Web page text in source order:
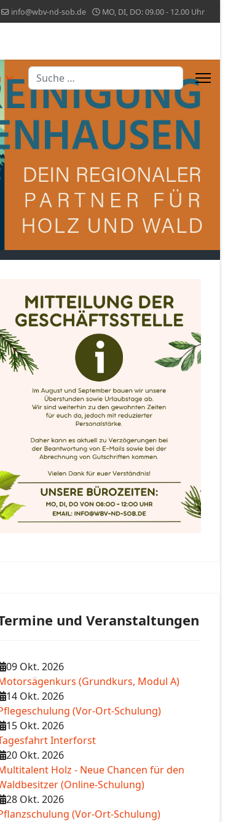
info@wbv-nd-sob.de MO, DI, DO: 09.00 - 12.00 Uhr
Suchen
und Veranstaltungen
09 Okt. 2026
(Grundkurs, Modul A)
14 Okt. 2026
(Vor-Ort-Schulung)
15 Okt. 2026
Interforst
20 Okt. 2026
Holz - Neue Chancen für den
(Online-Schulung)
28 Okt. 2026
(Vor-Ort-Schulung)